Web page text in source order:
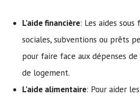
L’aide financière: Les aides
sociales, subventions ou prêts
pour faire face aux dépenses
de logement.
L’aide alimentaire: Pour aider